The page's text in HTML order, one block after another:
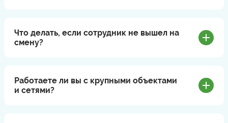
Что делать, если сотрудник не вышел на
смену?
Работаете ли вы с крупными объектами
и сетями?